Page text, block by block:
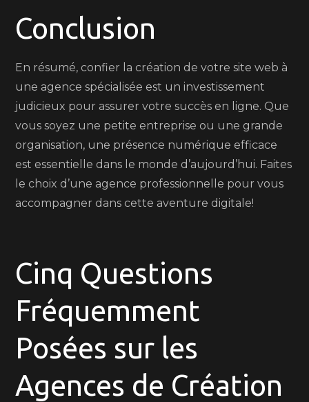
Conclusion
En résumé, confier la création de votre site web à
une agence spécialisée est un investissement
judicieux pour assurer votre succès en ligne. Que
vous soyez une petite entreprise ou une grande
organisation, une présence numérique efficace
est essentielle dans le monde d’aujourd’hui. Faites
le choix d’une agence professionnelle pour vous
accompagner dans cette aventure digitale!
Cinq Questions
Fréquemment
Posées sur les
Agences de Création